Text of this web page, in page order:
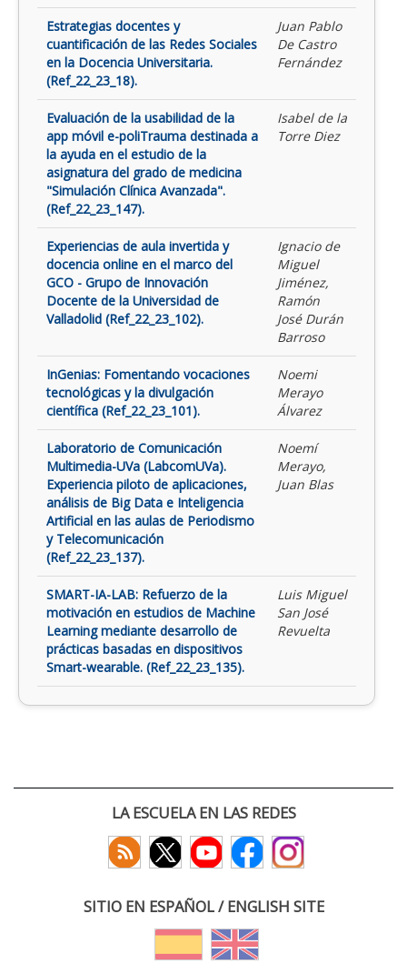
Estrategias docentes y
cuantificación de las Redes Sociales
en la Docencia Universitaria.
(Ref_22_23_18).
Juan Pablo
De Castro
Fernández
Evaluación de la usabilidad de la
app móvil e-poliTrauma destinada a
la ayuda en el estudio de la
asignatura del grado de medicina
"Simulación Clínica Avanzada".
(Ref_22_23_147).
Isabel de la
Torre Diez
Experiencias de aula invertida y
docencia online en el marco del
GCO - Grupo de Innovación
Docente de la Universidad de
Valladolid (Ref_22_23_102).
Ignacio de
Miguel
Jiménez,
Ramón
José Durán
Barroso
InGenias: Fomentando vocaciones
tecnológicas y la divulgación
científica (Ref_22_23_101).
Noemi
Merayo
Álvarez
Laboratorio de Comunicación
Multimedia-UVa (LabcomUVa).
Experiencia piloto de aplicaciones,
análisis de Big Data e Inteligencia
Artificial en las aulas de Periodismo
y Telecomunicación
(Ref_22_23_137).
Noemí
Merayo,
Juan Blas
SMART-IA-LAB: Refuerzo de la
motivación en estudios de Machine
Learning mediante desarrollo de
prácticas basadas en dispositivos
Smart-wearable. (Ref_22_23_135).
Luis Miguel
San José
Revuelta
LA ESCUELA EN LAS REDES
SITIO EN ESPAÑOL / ENGLISH SITE